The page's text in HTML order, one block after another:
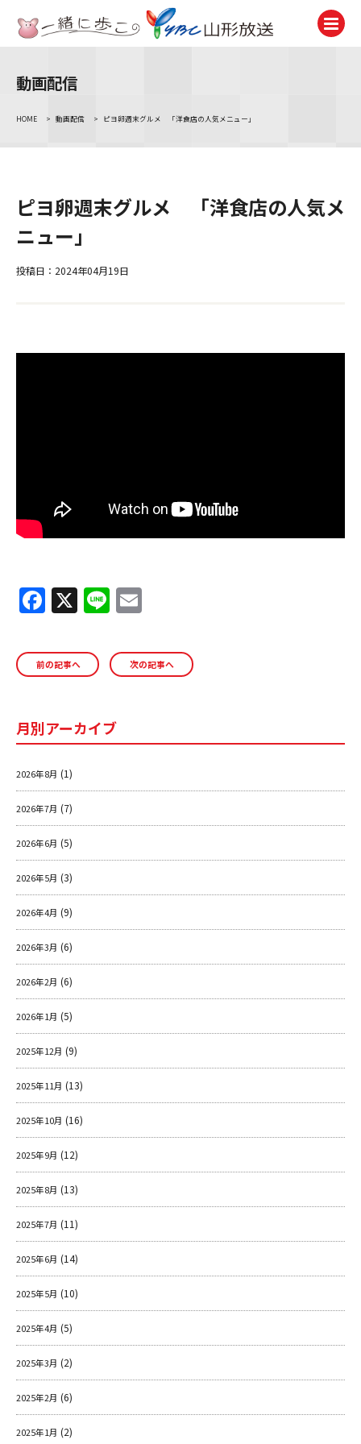
News
Present
動画配信
HOME > 動画配信 > ピヨ卵週末グルメ 「洋食店の人気メニュー」
ピヨ卵週末グルメ 「洋食店の人気メ
ニュー」
投稿日：2024年04月19日
F
a
c
e
o
o
k
X Li
n
e ai
l
前の記事へ 次の記事へ
月別アーカイブ
2026年8月 (1)
2026年7月 (7)
2026年6月 (5)
2026年5月 (3)
2026年4月 (9)
2026年3月 (6)
2026年2月 (6)
2026年1月 (5)
2025年12月 (9)
2025年11月 (13)
2025年10月 (16)
2025年9月 (12)
2025年8月 (13)
2025年7月 (11)
2025年6月 (14)
2025年5月 (10)
2025年4月 (5)
2025年3月 (2)
2025年2月 (6)
2025年1月 (2)